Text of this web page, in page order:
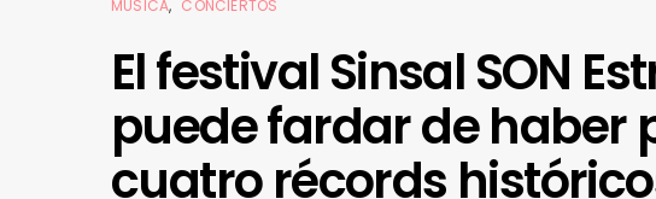
MÚSICA CONCIERTOS
El festival Sinsal SON
puede fardar de haber
cuatro récords